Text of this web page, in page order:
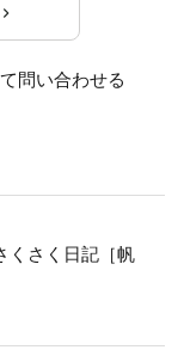
問い合わせる
さく日記［帆